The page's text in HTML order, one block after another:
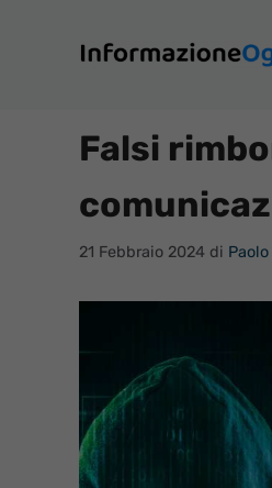
contenuto
Falsi
21 Febbraio 2024 di